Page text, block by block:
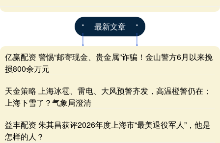
最新文章
亿赢配资 警惕“邮寄现金、贵金属”诈骗！金山警方6月以来挽
损800余万元
天金策略 上海冰雹、雷电、大风预警齐发，高温橙警仍在；
上海下雪了？气象局澄清
益丰配资 朱其昌获评2026年度上海市“最美退役军人”，他是
怎样的人？